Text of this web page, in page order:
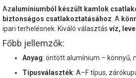
Azalumíniumból készült kamlok
biztonságos csatlakoztatásához . A
ipari terhelésnek. Kiváló választás víz,
Főbb jellemzők:
Anyag: öntött alumínium – könnyű,
Típusválaszték: A–F típus,